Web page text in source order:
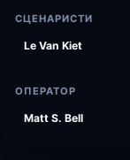
СЦЕНАРИСТИ
Le Van Kiet
ОПЕРАТОР
Matt S. Bell